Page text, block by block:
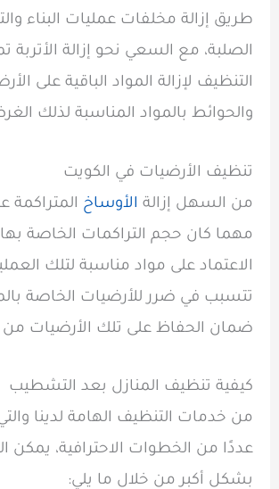
طريق إزالة مخلفات عمليات البناء
الصلبة، مع السعي نحو إزالة الأتربة
التنظيف لإزالة المواد الباقية على
والحوائط بالمواد المناسبة لذلك
تنظيف الأرضيات في الكويت
من السهل إزالة الأوساخ المتراكمة
مهما كان حجم التراكمات الخاصة
الاعتماد على مواد مناسبة لتلك
تتسبب في ضرر للأرضيات الخاصة
ضمان الحفاظ على تلك الأرضيات من
كيفية تنظيف المنازل بعد التشطيب
من خدمات التنظيف الهامة لدينا
عددًا من الخطوات الاحترافية، يمكن
بشكل أكبر من خلال ما يلي: